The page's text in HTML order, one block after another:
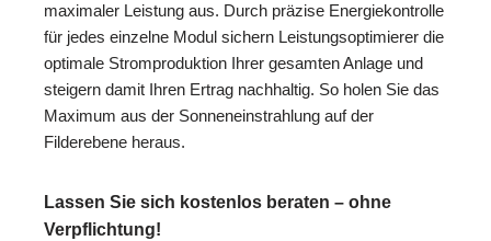
maximaler Leistung aus. Durch präzise Energiekontrolle
für jedes einzelne Modul sichern Leistungsoptimierer die
optimale Stromproduktion Ihrer gesamten Anlage und
steigern damit Ihren Ertrag nachhaltig. So holen Sie das
Maximum aus der Sonneneinstrahlung auf der
Filderebene heraus.
Lassen Sie sich kostenlos beraten – ohne
Verpflichtung!